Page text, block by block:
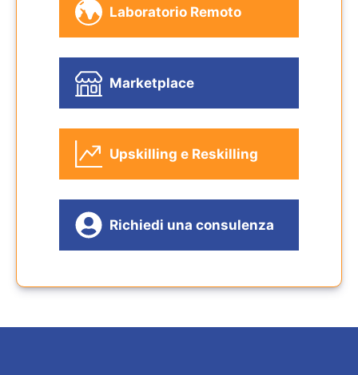
Laboratorio Remoto
Marketplace
Upskilling e Reskilling
Richiedi una consulenza